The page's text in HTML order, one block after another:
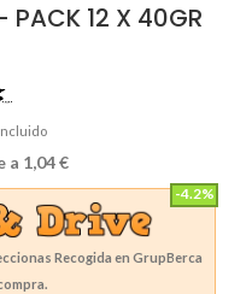
PACK 12 X 40GR
a 1,04€
-4.2%
Recogida en GrupBerca